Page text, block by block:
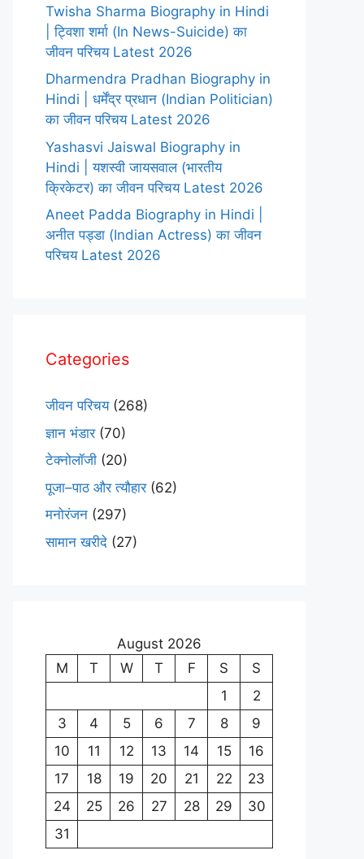
Twisha Sharma Biography in Hindi
| ट्विशा शर्मा (In News-Suicide) का
जीवन परिचय Latest 2026
Dharmendra Pradhan Biography in
Hindi | धर्मेंद्र प्रधान (Indian Politician)
का जीवन परिचय Latest 2026
Yashasvi Jaiswal Biography in
Hindi | यशस्वी जायसवाल (भारतीय
क्रिकेटर) का जीवन परिचय Latest 2026
Aneet Padda Biography in Hindi |
अनीत पड्डा (Indian Actress) का जीवन
परिचय Latest 2026
Categories
जीवन परिचय(268)
ज्ञान भंडार(70)
टेक्नोलॉजी (20)
पूजा–पाठ और त्यौहार(62)
मनोरंजन (297)
सामान खरीदे (27)
August 2026
M
T W T F S
S
1
2
3
4 5 6 7 8
9
10
11 12 13 14 15
16
17
18 19 20 21 22
23
24
25 26 27 28 29
30
31